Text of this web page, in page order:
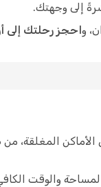
إلى وجهتك.
واحجز رحلتك إلى
المغلقة، من
والوقت